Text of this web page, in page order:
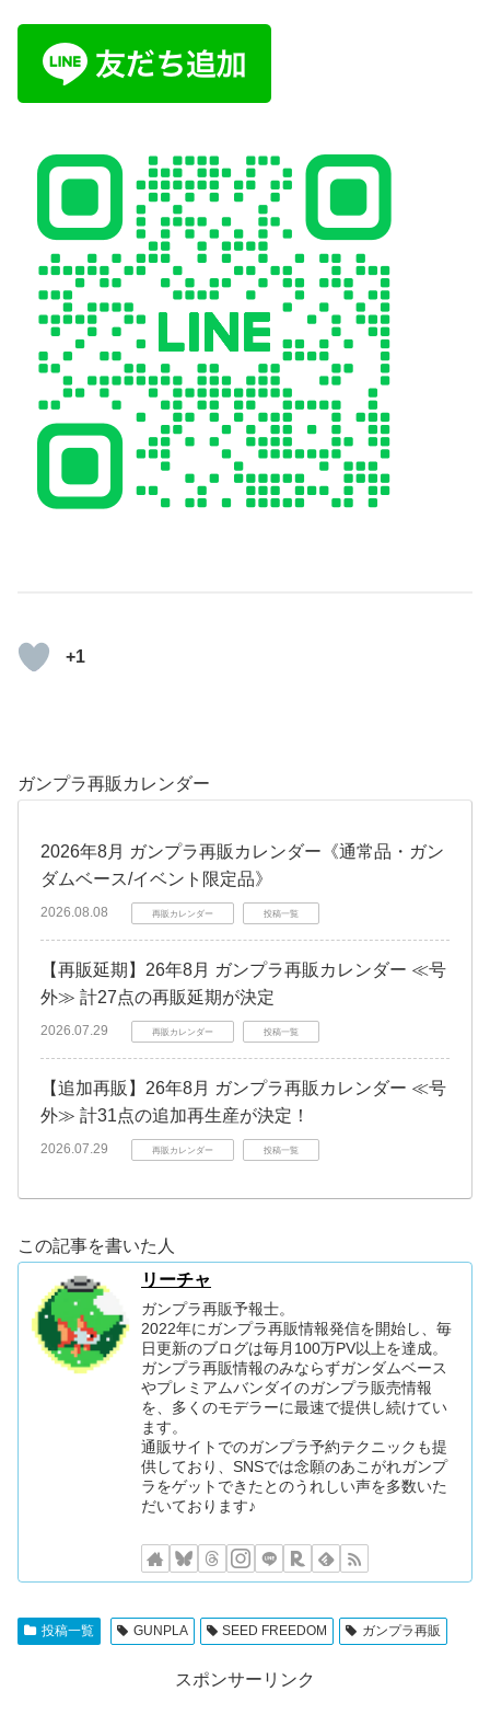
+1
ガンプラ再販カレンダー
2026年8月 ガンプラ再販カレンダー《通常品・ガン
ダムベース/イベント限定品》
2026.08.08 再販カレンダー 投稿一覧
【再販延期】26年8月 ガンプラ再販カレンダー ≪号
外≫ 計27点の再販延期が決定
2026.07.29 再販カレンダー 投稿一覧
【追加再販】26年8月 ガンプラ再販カレンダー ≪号
外≫ 計31点の追加再生産が決定！
2026.07.29 再販カレンダー 投稿一覧
この記事を書いた人
リーチャ
ガンプラ再販予報士。
2022年にガンプラ再販情報発信を開始し、毎
日更新のブログは毎月100万PV以上を達成。
ガンプラ再販情報のみならずガンダムベース
やプレミアムバンダイのガンプラ販売情報
を、多くのモデラーに最速で提供し続けてい
ます。
通販サイトでのガンプラ予約テクニックも提
供しており、SNSでは念願のあこがれガンプ
ラをゲットできたとのうれしい声を多数いた
だいております♪
投稿一覧 GUNPLA SEED FREEDOM ガンプラ再販
スポンサーリンク